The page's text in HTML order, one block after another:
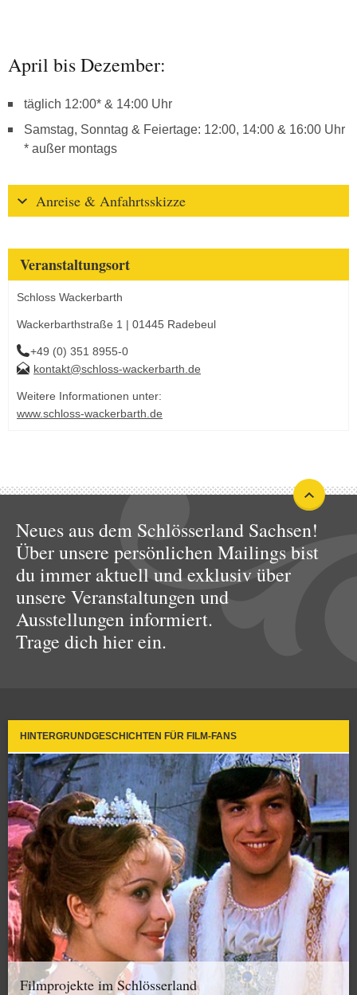
April bis Dezember:
täglich 12:00* & 14:00 Uhr
Samstag, Sonntag & Feiertage: 12:00, 14:00 & 16:00 Uhr
* außer montags
Anreise & Anfahrtsskizze
Veranstaltungsort
Schloss Wackerbarth
Wackerbarthstraße 1 | 01445 Radebeul
+49 (0) 351 8955-0
kontakt@schloss-wackerbarth.de
Weitere Informationen unter:
www.schloss-wackerbarth.de
Neues aus dem Schlösserland Sachsen!
Über unsere persönlichen Mailings bist
du immer aktuell und exklusiv über
unsere Veranstaltungen und
Ausstellungen informiert.
Trage dich hier ein.
HINTERGRUNDGESCHICHTEN FÜR FILM-FANS
Filmprojekte im Schlösserland